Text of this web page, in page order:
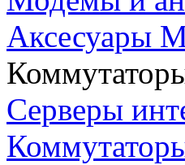
Аксесуары
Серверы